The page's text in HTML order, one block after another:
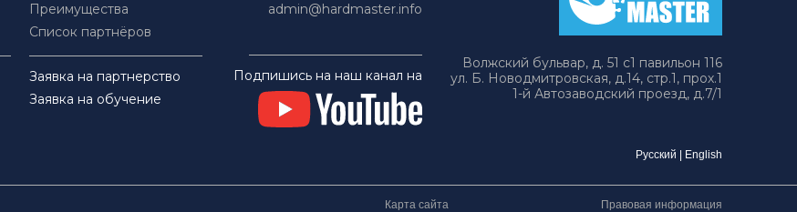
Преимущества
Список партнёров
Заявка на партнерство
Заявка на обучение
admin@hardmaster.info
Подпишись на наш канал на
Волжский бульвар, д. 51 с1 павильон 116
ул. Б. Новодмитровская, д.14, стр.1, прох.1
1-й Автозаводский проезд, д.7/1
Русский English
Карта сайта Правовая информация